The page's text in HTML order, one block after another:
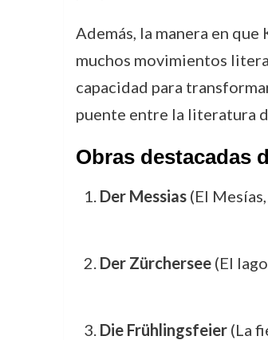
Además, la manera en
muchos movimientos
capacidad para
puente entre la literatura
Obras destacadas
Der Messias(El
Der Zürchersee(El
Die Frühlingsfeier(La